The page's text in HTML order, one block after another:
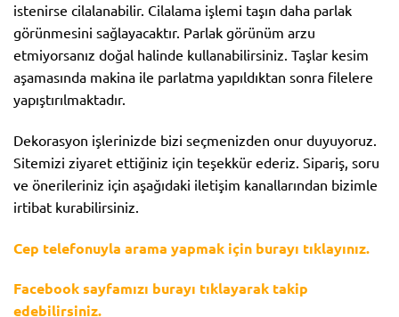
istenirse cilalanabilir. Cilalama işlemi taşın daha parlak
görünmesini sağlayacaktır. Parlak görünüm arzu
etmiyorsanız doğal halinde kullanabilirsiniz. Taşlar kesim
aşamasında makina ile parlatma yapıldıktan sonra filelere
yapıştırılmaktadır.
Dekorasyon işlerinizde bizi seçmenizden onur duyuyoruz.
Sitemizi ziyaret ettiğiniz için teşekkür ederiz. Sipariş, soru
ve önerileriniz için aşağıdaki iletişim kanallarından bizimle
irtibat kurabilirsiniz.
Cep telefonuyla arama yapmak için burayı tıklayınız.
Facebook sayfamızı burayı tıklayarak takip
edebilirsiniz.